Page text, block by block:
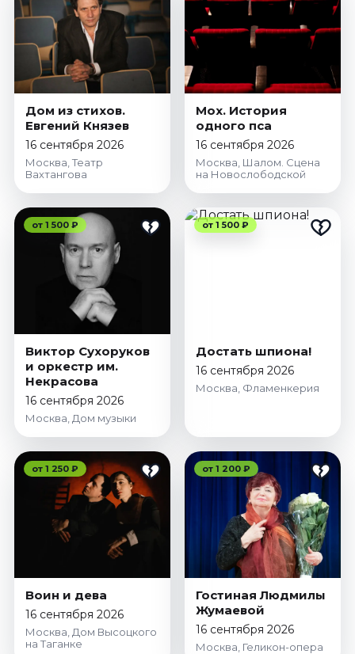
Январь 2027
Стендап
Август 2026
Сентябрь 2026
Ноябрь 2026
Декабрь 2026
Выставки
Сентябрь 2026
Октябрь 2026
Декабрь 2026
Январь 2027
Экскурсии
Октябрь 2026
Спорт
Август 2026
Октябрь 2026
События
Август 2026
Сентябрь 2026
Ноябрь 2026
Декабрь 2026
Январь 2027
Дом из стихов.
Евгений Князев
16 сентября 2026
Москва, Театр
Вахтангова
Мох. История
одного пса
16 сентября 2026
Москва, Шалом. Сцена
на Новослободской
от 1 500 ₽
Виктор Сухоруков
и оркестр им.
Некрасова
16 сентября 2026
Москва, Дом музыки
от 1 500 ₽
Достать шпиона!
16 сентября 2026
Москва, Фламенкерия
от 1 250 ₽
Воин и дева
16 сентября 2026
Москва, Дом Высоцкого
на Таганке
от 1 200 ₽
Гостиная Людмилы
Жумаевой
16 сентября 2026
Москва, Геликон-опера